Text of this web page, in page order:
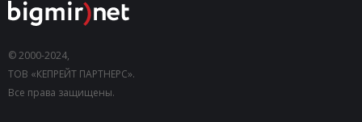
© 2000-2024,
ТОВ «КЕПРЕЙТ ПАРТНЕРС».
Все права защищены.